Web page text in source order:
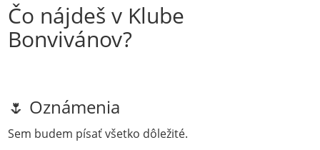
Čo nájdeš v Klube
Bonvivánov?
🌷 Oznámenia
Sem budem písať všetko dôležité.